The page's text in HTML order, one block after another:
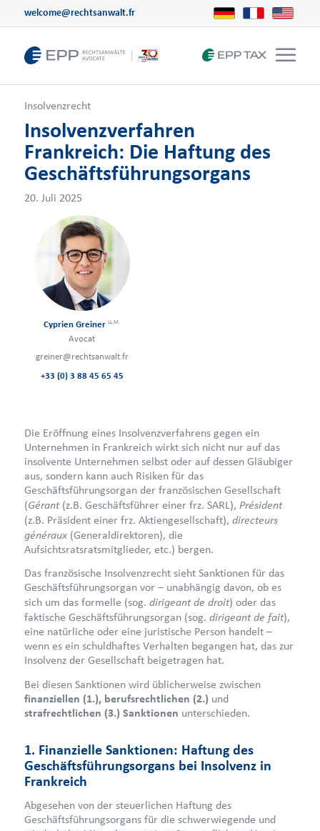
welcome@rechtsanwalt.fr
Insolvenzrecht
Insolvenzverfahren
Frankreich: Die Haftung des
Geschäftsführungsorgans
Cyprien GreinerLL.M.
Avocat
greiner@rechtsanwalt.fr
+33 (0) 3 88 45 65 45
Die Eröffnung eines Insolvenzverfahrens gegen ein
Unternehmen in Frankreich wirkt sich nicht nur auf das
insolvente Unternehmen selbst oder auf dessen Gläubiger
aus, sondern kann auch Risiken für das
Geschäftsführungsorgan der französischen Gesellschaft
(Gérant(z.B. Geschäftsführer einer frz. SARL), Président
(z.B. Präsident einer frz. Aktiengesellschaft), directeurs
généraux(Generaldirektoren), die
Aufsichtsratsratsmitglieder, etc.) bergen.
Das französische Insolvenzrecht sieht Sanktionen für das
Geschäftsführungsorgan vor – unabhängig davon, ob es
sich um das formelle (sog. dirigeant de droit) oder das
faktische Geschäftsführungsorgan (sog. dirigeant de fait),
eine natürliche oder eine juristische Person handelt –
wenn es ein schuldhaftes Verhalten begangen hat, das zur
Insolvenz der Gesellschaft beigetragen hat.
Bei diesen Sanktionen wird üblicherweise zwischen
finanziellen (1.), berufsrechtlichen (2.) und
strafrechtlichen (3.) Sanktionen unterschieden.
1. Finanzielle Sanktionen: Haftung des
Geschäftsführungsorgans bei Insolvenz in
Frankreich
Abgesehen von der steuerlichen Haftung des
Geschäftsführungsorgans für die schwerwiegende und
20. Juli 2025